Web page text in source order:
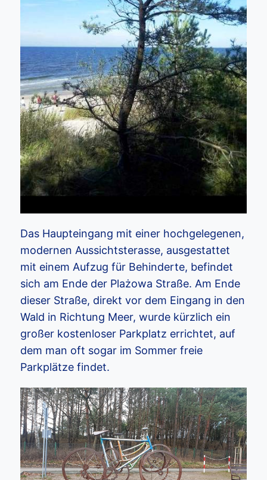
Das Haupteingang mit einer hochgelegenen,
modernen Aussichtsterasse, ausgestattet
mit einem Aufzug für Behinderte, befindet
sich am Ende der Plażowa Straße. Am Ende
dieser Straße, direkt vor dem Eingang in den
Wald in Richtung Meer, wurde kürzlich ein
großer kostenloser Parkplatz errichtet, auf
dem man oft sogar im Sommer freie
Parkplätze findet.